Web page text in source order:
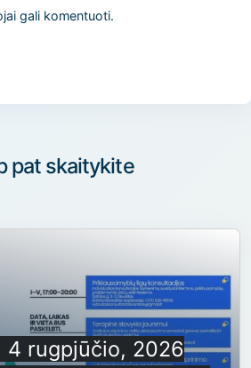
gali komentuoti.
pat skaitykite
4 rugpjūčio, 2026